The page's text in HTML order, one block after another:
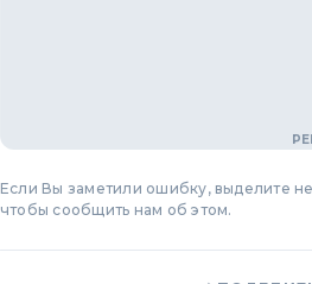
Если Вы заметили ошибку, выделите
чтобы сообщить нам об этом.